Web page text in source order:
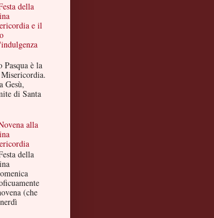
della
e il
è la
Gesù,
di Santa
alla
della
(che